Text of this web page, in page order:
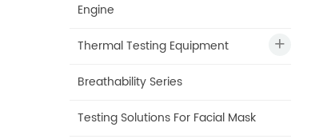
Engine
Thermal Testing Equipment
Breathability Series
Testing Solutions For Facial Mask